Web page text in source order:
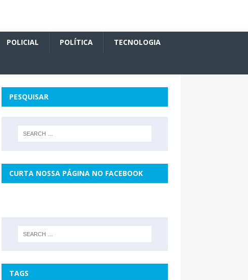
POLICIAL POLÍTICA TECNOLOGIA
PESQUISAR
CURTA NOSSA PÁGINA NO FACEBOOK
TAGS